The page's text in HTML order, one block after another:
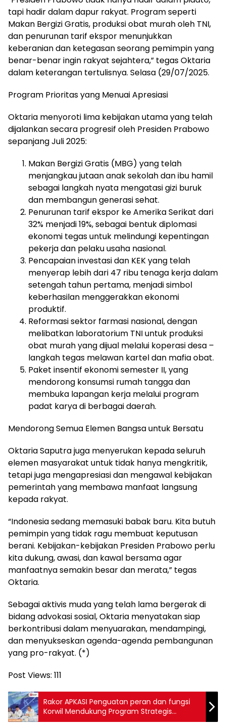
tapi hadir dalam dapur rakyat. Program seperti
Makan Bergizi Gratis, produksi obat murah oleh TNI,
dan penurunan tarif ekspor menunjukkan
keberanian dan ketegasan seorang pemimpin yang
benar-benar ingin rakyat sejahtera,” tegas Oktaria
dalam keterangan tertulisnya. Selasa (29/07/2025.
Program Prioritas yang Menuai Apresiasi
Oktaria menyoroti lima kebijakan utama yang telah
dijalankan secara progresif oleh Presiden Prabowo
sepanjang Juli 2025:
Makan Bergizi Gratis (MBG) yang telah
menjangkau jutaan anak sekolah dan ibu hamil
sebagai langkah nyata mengatasi gizi buruk
dan membangun generasi sehat.
Penurunan tarif ekspor ke Amerika Serikat dari
32% menjadi 19%, sebagai bentuk diplomasi
ekonomi tegas untuk melindungi kepentingan
pekerja dan pelaku usaha nasional.
Pencapaian investasi dan KEK yang telah
menyerap lebih dari 47 ribu tenaga kerja dalam
setengah tahun pertama, menjadi simbol
keberhasilan menggerakkan ekonomi
produktif.
Reformasi sektor farmasi nasional, dengan
melibatkan laboratorium TNI untuk produksi
obat murah yang dijual melalui koperasi desa –
langkah tegas melawan kartel dan mafia obat.
Paket insentif ekonomi semester II, yang
mendorong konsumsi rumah tangga dan
membuka lapangan kerja melalui program
padat karya di berbagai daerah.
Mendorong Semua Elemen Bangsa untuk Bersatu
Oktaria Saputra juga menyerukan kepada seluruh
elemen masyarakat untuk tidak hanya mengkritik,
tetapi juga mengapresiasi dan mengawal kebijakan
pemerintah yang membawa manfaat langsung
kepada rakyat.
“Indonesia sedang memasuki babak baru. Kita butuh
pemimpin yang tidak ragu membuat keputusan
berani. Kebijakan-kebijakan Presiden Prabowo perlu
kita dukung, awasi, dan kawal bersama agar
manfaatnya semakin besar dan merata,” tegas
Oktaria.
Sebagai aktivis muda yang telah lama bergerak di
bidang advokasi sosial, Oktaria menyatakan siap
berkontribusi dalam menyuarakan, mendampingi,
dan menyukseskan agenda-agenda pembangunan
yang pro-rakyat. (*)
Post Views: 111
Rakor APKASI Penguatan peran dan fungsi
Korwil Mendukung Program Strategis
organisasi